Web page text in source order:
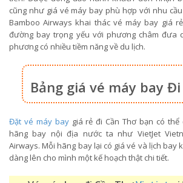
cũng như giá vé máy bay phù hợp với nhu
Bamboo Airways khai thác vé máy bay giá
đường bay trọng yếu với phương châm đưa
phương có nhiều tiềm năng về du lịch.
Bảng giá vé máy bay
Đặt vé máy baygiá rẻ đi Cần Thơ bạn có thể
hãng bay nội địa nước ta như VietJet
Airways. Mỗi hãng bay lại có giá vé và lịch bay
dàng lên cho mình một kế hoạch thật chi tiết.